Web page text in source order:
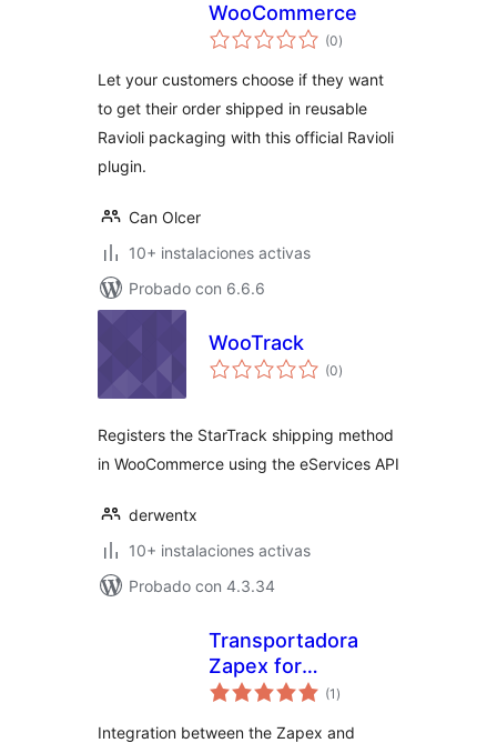
WooCommerce
(0total
de
)
Let your customers choose if they want
to get their order shipped in reusable
Ravioli packaging with this official Ravioli
plugin.
Can Olcer
10+ instalaciones activas
Probado con 6.6.6
WooTrack
(0total
de
)
Registers the StarTrack shipping method
in WooCommerce using the eServices API
derwentx
10+ instalaciones activas
Probado con 4.3.34
Transportadora
Zapex for
WooCommerce
(1 total
de
)
Integration between the Zapex and